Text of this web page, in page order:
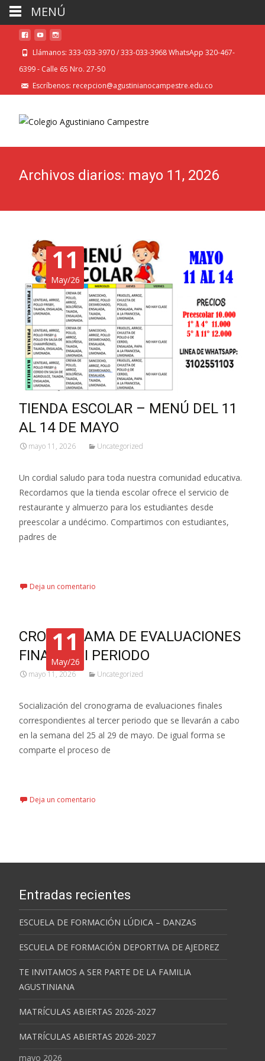
Llámanos: 333-033-3970 / 333-033-3968 WhatsApp 320-467-
6399 - Calle 65 Nro. 27-50
Escríbenos: recepcion@agustinianocampestre.edu.co
Archivos diarios: mayo 11, 2026
11
May/26
TIENDA ESCOLAR – MENÚ DEL 11
AL 14 DE MAYO
mayo 11, 2026 Uncategorized
Un cordial saludo para toda nuestra comunidad educativa.
Recordamos que la tienda escolar ofrece el servicio de
restaurante y almuerzo para los estudiantes desde
preescolar a undécimo. Compartimos con estudiantes,
padres de
Deja un comentario
11
May/26
CRONOGRAMA DE EVALUACIONES
FINALES III PERIODO
mayo 11, 2026 Uncategorized
Socialización del cronograma de evaluaciones finales
correspondientes al tercer periodo que se llevarán a cabo
en la semana del 25 al 29 de mayo. De igual forma se
comparte el proceso de
Deja un comentario
Entradas recientes
ESCUELA DE FORMACIÓN LÚDICA – DANZAS
ESCUELA DE FORMACIÓN DEPORTIVA DE AJEDREZ
TE INVITAMOS A SER PARTE DE LA FAMILIA
AGUSTINIANA
MATRÍCULAS ABIERTAS 2026-2027
MATRÍCULAS ABIERTAS 2026-2027
mayo 2026
MENÚ